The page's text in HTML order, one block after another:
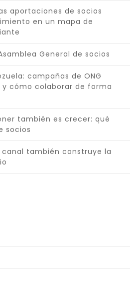
aportaciones de socios
en un mapa de
General de socios
campañas de ONG
y cómo colaborar de forma
también es crecer: qué
socios
canal también construye la